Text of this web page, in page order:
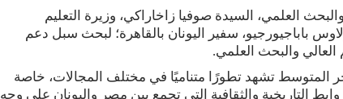
العلمي، السيدة صوفيا زاخاراكي، وزيرة التعليم
باباجيورجيو، سفير اليونان بالقاهرة؛ لبحث سبل دعم
العالي والبحث العلمي.
المتوسط تشهد تطورًا متناميًا في مختلف المجالات، خاصة
التاريخية والثقافية التي تجمع بين مصر واليونان على وجه